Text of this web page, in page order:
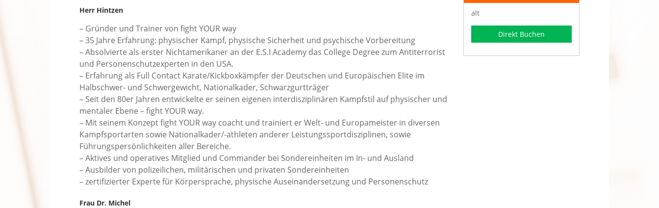
Herr Hintzen
– Gründer und Trainer von fight YOUR way
– 35 Jahre Erfahrung: physischer Kampf, physische Sicherheit und psychische Vorbereitung
– Absolvierte als erster Nichtamerikaner an der E.S.I Academy das College Degree zum Antiterrorist
und Personenschutzexperten in den USA.
– Erfahrung als Full Contact Karate/Kickboxkämpfer der Deutschen und Europäischen Elite im
Halbschwer- und Schwergewicht, Nationalkader, Schwarzgurtträger
– Seit den 80er Jahren entwickelte er seinen eigenen interdisziplinären Kampfstil auf physischer und
mentaler Ebene – fight YOUR way.
– Mit seinem Konzept fight YOUR way coacht und trainiert er Welt- und Europameister in diversen
Kampfsportarten sowie Nationalkader/-athleten anderer Leistungssportdisziplinen, sowie
Führungspersönlichkeiten aller Bereiche.
– Aktives und operatives Mitglied und Commander bei Sondereinheiten im In- und Ausland
– Ausbilder von polizeilichen, militärischen und privaten Sondereinheiten
– zertifizierter Experte für Körpersprache, physische Auseinandersetzung und Personenschutz
Frau Dr. Michel
alt
Direkt Buchen